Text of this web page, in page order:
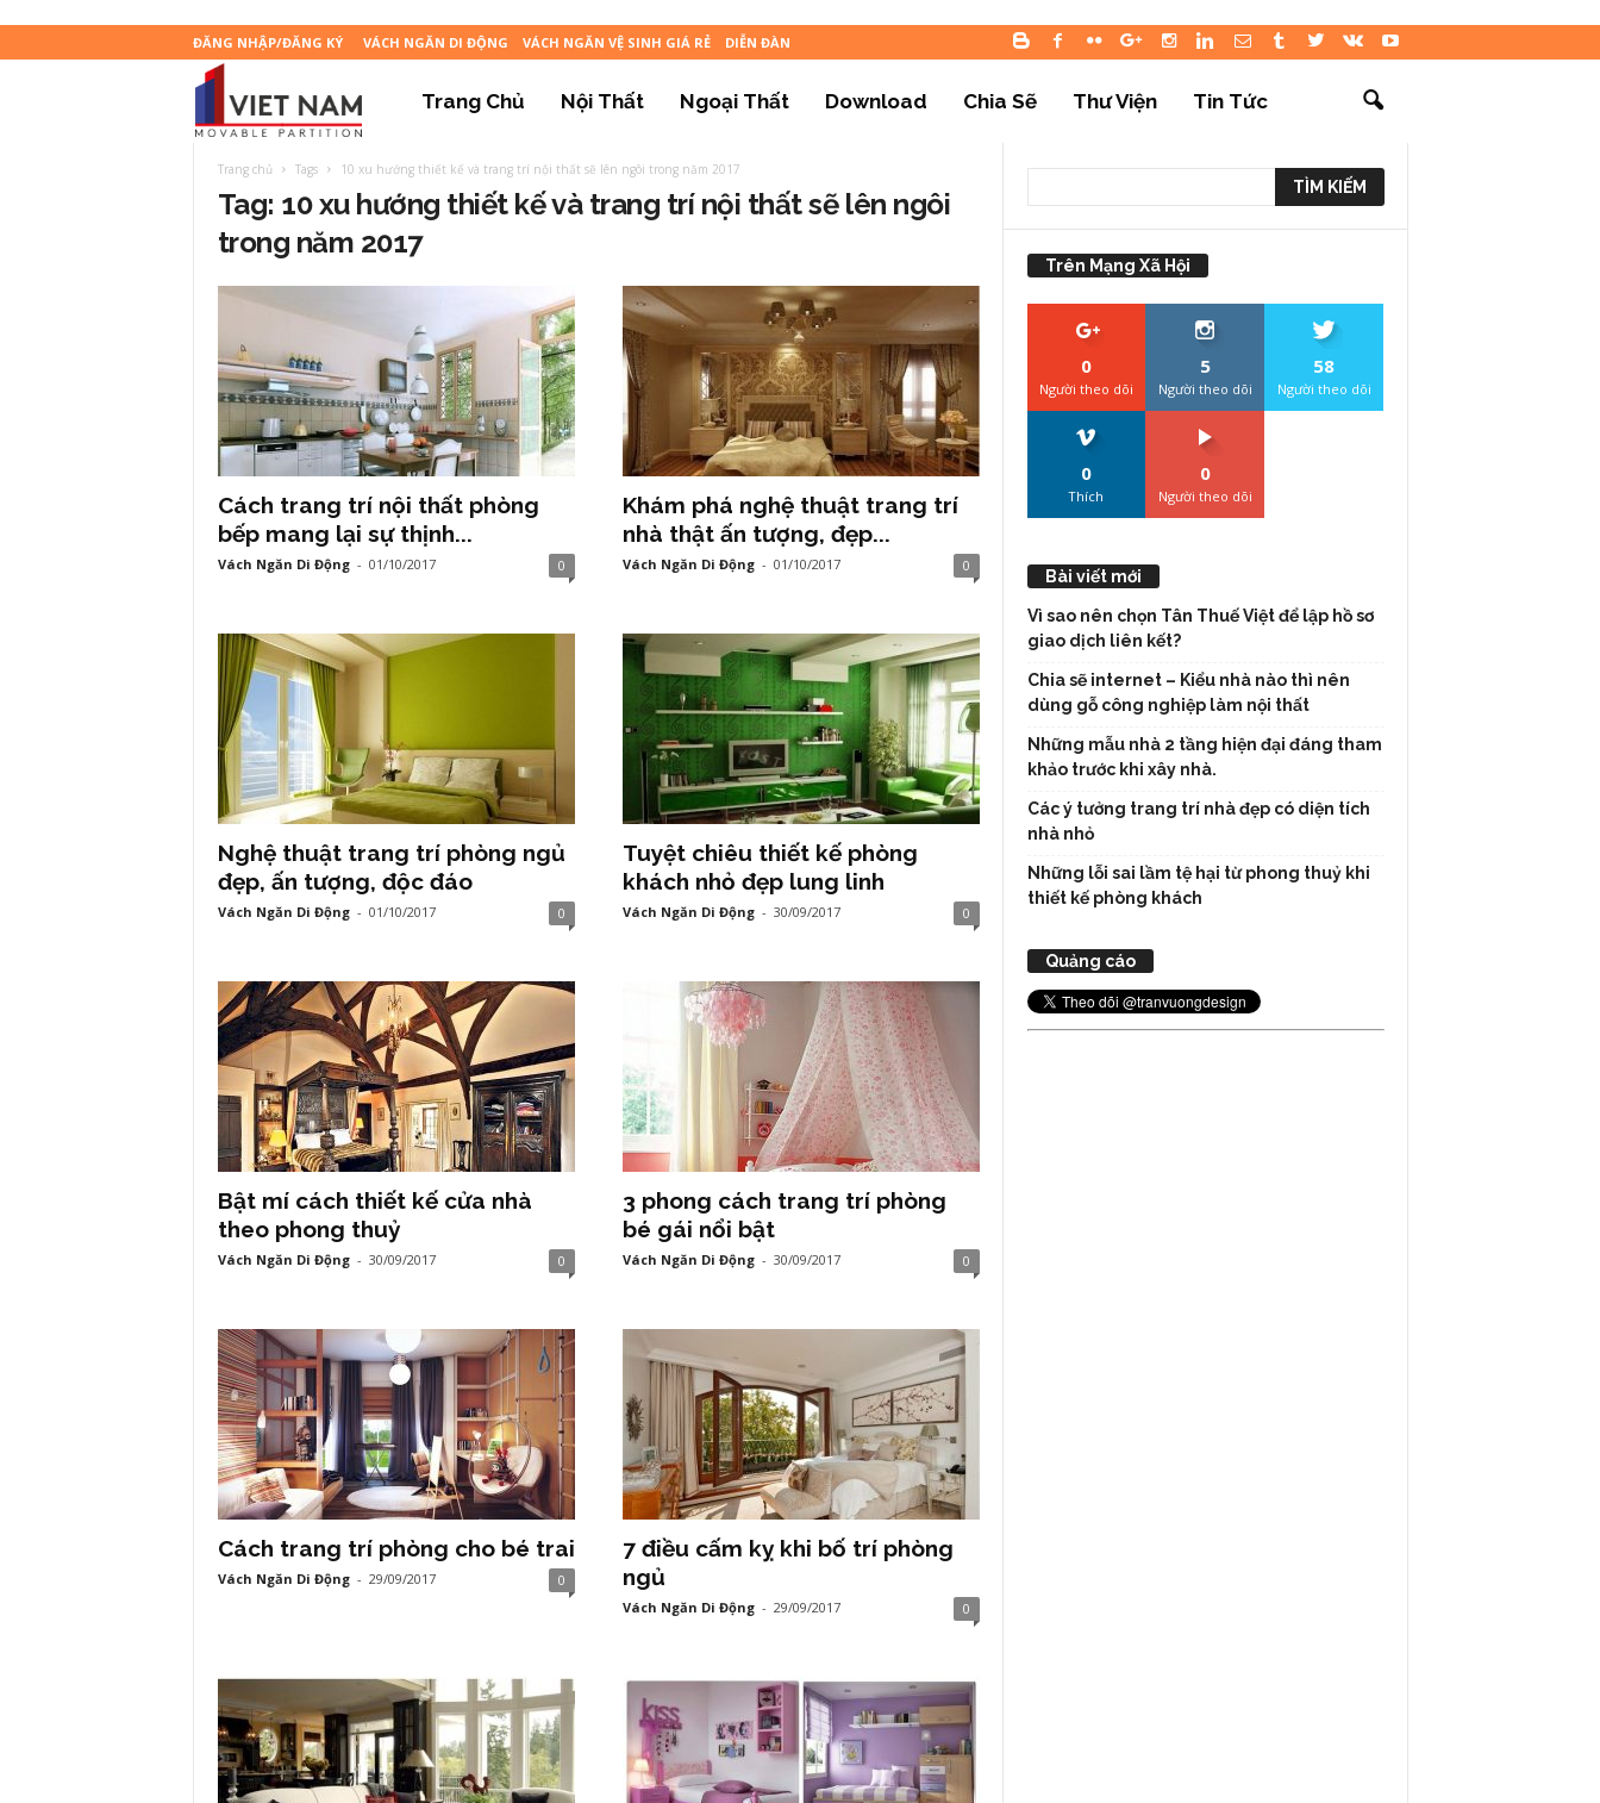
ĐĂNG NHẬP/ĐĂNG KÝ VÁCH NGĂN DI ĐỘNG VÁCH NGĂN VỆ SINH GIÁ RẺ DIỄN ĐÀN
Blog
Công
CP
XNK
Vách
Nam
Trang Chủ Nội Thất Ngoại Thất Download Chia Sẽ Thư Viện Tin Tức
Trang chủ Tags 10 xu hướng thiết kế và trang trí nội thất sẽ lên ngôi trong năm 2017
Tag: 10 xu hướng thiết kế và trang trí nội thất sẽ lên ngôi
trong năm 2017
Cách trang trí nội thất phòng
bếp mang lại sự thịnh...
Vách Ngăn Di Động - 01/10/2017 0
Khám phá nghệ thuật trang trí
nhà thật ấn tượng, đẹp...
Vách Ngăn Di Động - 01/10/2017 0
Nghệ thuật trang trí phòng ngủ
đẹp, ấn tượng, độc đáo
Vách Ngăn Di Động - 01/10/2017 0
Tuyệt chiêu thiết kế phòng
khách nhỏ đẹp lung linh
Vách Ngăn Di Động - 30/09/2017 0
Bật mí cách thiết kế cửa nhà
theo phong thuỷ
Vách Ngăn Di Động - 30/09/2017 0
3 phong cách trang trí phòng
bé gái nổi bật
Vách Ngăn Di Động - 30/09/2017 0
Cách trang trí phòng cho bé trai
Vách Ngăn Di Động - 29/09/2017 0
7 điều cấm kỵ khi bố trí phòng
ngủ
Vách Ngăn Di Động - 29/09/2017 0
Trên Mạng Xã Hội
0
Người theo dõi
5
Người theo dõi
58
Người theo dõi
0
Thích
0
Người theo dõi
Bài viết mới
Vì sao nên chọn Tân Thuế Việt để lập hồ sơ
giao dịch liên kết?
Chia sẽ internet – Kiểu nhà nào thì nên
dùng gỗ công nghiệp làm nội thất
Những mẫu nhà 2 tầng hiện đại đáng tham
khảo trước khi xây nhà.
Các ý tưởng trang trí nhà đẹp có diện tích
nhà nhỏ
Những lỗi sai lầm tệ hại từ phong thuỷ khi
thiết kế phòng khách
Quảng cáo